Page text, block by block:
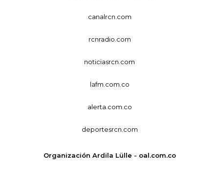
canalrcn.com
rcnradio.com
noticiasrcn.com
lafm.com.co
alerta.com.co
deportesrcn.com
Organización Ardila Lülle - oal.com.co